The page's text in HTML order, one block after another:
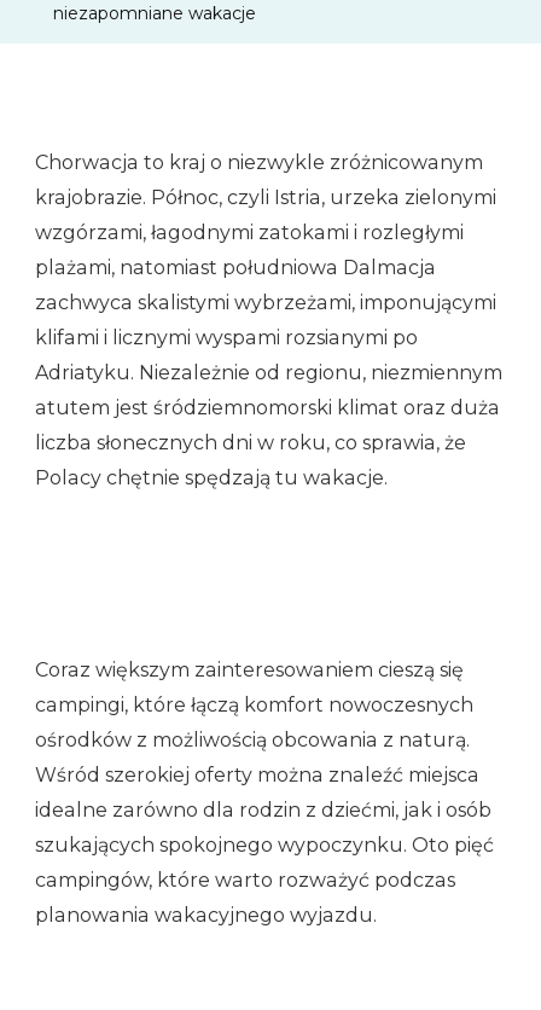
niezapomniane wakacje
Chorwacja to kraj o niezwykle zróżnicowanym
krajobrazie. Północ, czyli Istria, urzeka zielonymi
wzgórzami, łagodnymi zatokami i rozległymi
plażami, natomiast południowa Dalmacja
zachwyca skalistymi wybrzeżami, imponującymi
klifami i licznymi wyspami rozsianymi po
Adriatyku. Niezależnie od regionu, niezmiennym
atutem jest śródziemnomorski klimat oraz duża
liczba słonecznych dni w roku, co sprawia, że
Polacy chętnie spędzają tu wakacje.
Coraz większym zainteresowaniem cieszą się
campingi, które łączą komfort nowoczesnych
ośrodków z możliwością obcowania z naturą.
Wśród szerokiej oferty można znaleźć miejsca
idealne zarówno dla rodzin z dziećmi, jak i osób
szukających spokojnego wypoczynku. Oto pięć
campingów, które warto rozważyć podczas
planowania wakacyjnego wyjazdu.